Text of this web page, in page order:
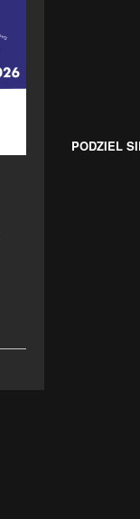
PODZIEL